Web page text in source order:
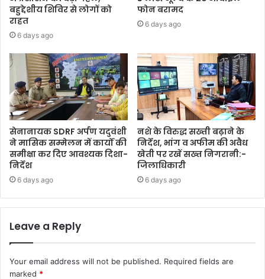
बहुद्देशीय शिविर से लोगों को
राहत
6 days ago
फोन बरामद
6 days ago
सेनानायक SDRF अर्पण यदुवंशी
ने मासिक सम्मेलन में कार्यों की
समीक्षा कर दिए आवश्यक दिशा-
निर्देश
6 days ago
नशे के विरुद्ध सख्ती बढ़ाने के
निर्देश, भांग व अफीम की अवैध
खेती पर रखें सख्त निगरानी:-
जिलाधिकारी
6 days ago
Leave a Reply
Your email address will not be published. Required fields are
marked *